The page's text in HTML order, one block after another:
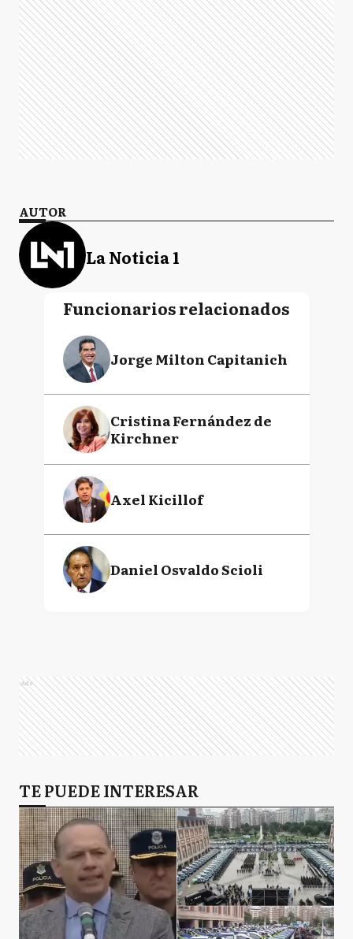
AUTOR
La Noticia 1
Funcionarios relacionados
Jorge Milton Capitanich
Cristina Fernández de
Kirchner
Axel Kicillof
Daniel Osvaldo Scioli
Ads
TE PUEDE INTERESAR